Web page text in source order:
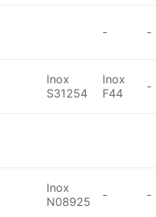
- -
Inox
S31254
Inox
F44
-
Inox
N08925
- -